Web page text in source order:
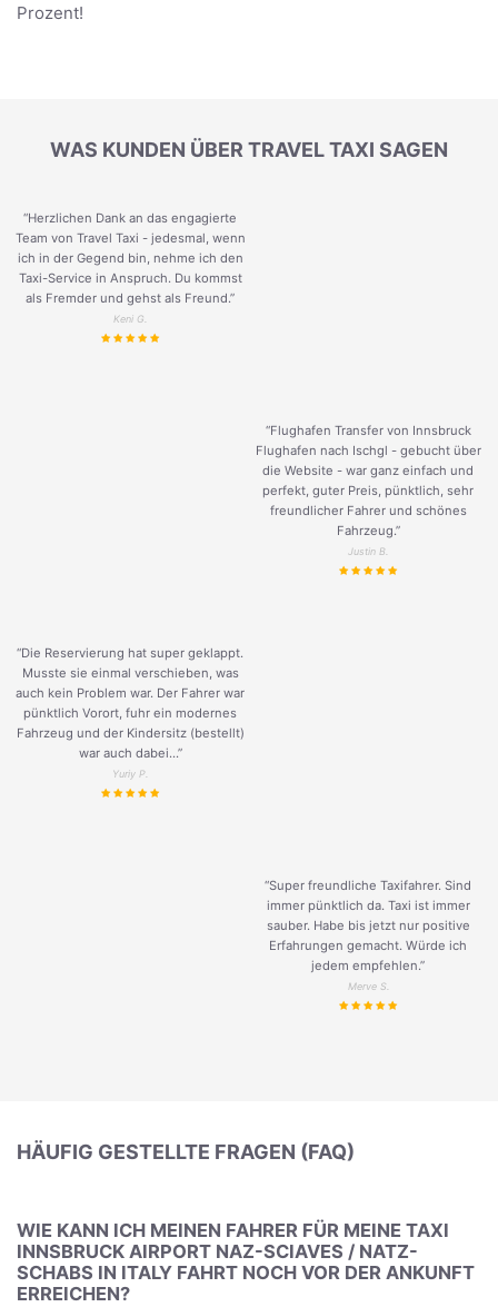
Prozent!
WAS KUNDEN ÜBER TRAVEL TAXI SAGEN
“Herzlichen Dank an das engagierte
Team von Travel Taxi - jedesmal, wenn
ich in der Gegend bin, nehme ich den
Taxi-Service in Anspruch. Du kommst
als Fremder und gehst als Freund.”
Keni G.
“Flughafen Transfer von Innsbruck
Flughafen nach Ischgl - gebucht über
die Website - war ganz einfach und
perfekt, guter Preis, pünktlich, sehr
freundlicher Fahrer und schönes
Fahrzeug.”
Justin B.
“Die Reservierung hat super geklappt.
Musste sie einmal verschieben, was
auch kein Problem war. Der Fahrer war
pünktlich Vorort, fuhr ein modernes
Fahrzeug und der Kindersitz (bestellt)
war auch dabei...”
Yuriy P.
“Super freundliche Taxifahrer. Sind
immer pünktlich da. Taxi ist immer
sauber. Habe bis jetzt nur positive
Erfahrungen gemacht. Würde ich
jedem empfehlen.”
Merve S.
HÄUFIG GESTELLTE FRAGEN (FAQ)
WIE KANN ICH MEINEN FAHRER FÜR MEINE TAXI
INNSBRUCK AIRPORT NAZ-SCIAVES / NATZ-
SCHABS IN ITALY FAHRT NOCH VOR DER ANKUNFT
ERREICHEN?